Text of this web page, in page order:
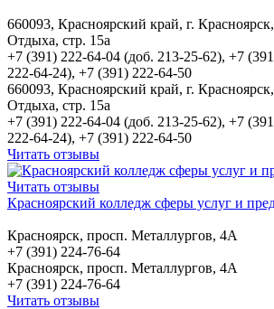
660093, Красноярский край, г.
Отдыха, стр. 15а
+7 (391) 222-64-04 (доб. 213-25-62), +7
222-64-24), +7 (391) 222-64-50
660093, Красноярский край, г.
Отдыха, стр. 15а
+7 (391) 222-64-04 (доб. 213-25-62), +7
222-64-24), +7 (391) 222-64-50
Читать отзывы
Читать отзывы
Красноярский колледж сферы услуг и
Красноярск, просп. Металлургов, 4А
+7 (391) 224-76-64
Красноярск, просп. Металлургов, 4А
+7 (391) 224-76-64
Читать отзывы